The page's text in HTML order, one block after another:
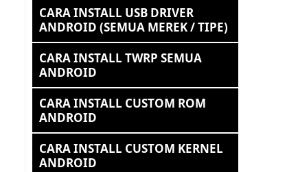
CARA INSTALL USB DRIVER
ANDROID (SEMUA MEREK / TIPE)
CARA INSTALL TWRP SEMUA
ANDROID
CARA INSTALL CUSTOM ROM
ANDROID
CARA INSTALL CUSTOM KERNEL
ANDROID